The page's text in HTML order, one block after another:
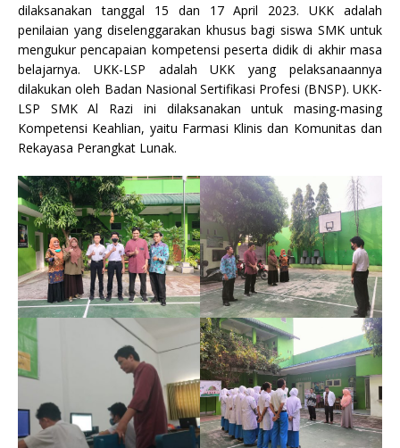
dilaksanakan tanggal 15 dan 17 April 2023. UKK adalah
penilaian yang diselenggarakan khusus bagi siswa SMK untuk
mengukur pencapaian kompetensi peserta didik di akhir masa
belajarnya. UKK-LSP adalah UKK yang pelaksanaannya
dilakukan oleh Badan Nasional Sertifikasi Profesi (BNSP). UKK-
LSP SMK Al Razi ini dilaksanakan untuk masing-masing
Kompetensi Keahlian, yaitu Farmasi Klinis dan Komunitas dan
Rekayasa Perangkat Lunak.